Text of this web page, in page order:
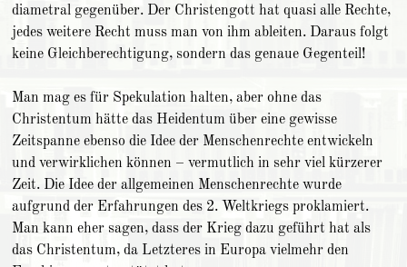
diametral gegenüber. Der Christengott hat quasi alle Rechte,
jedes weitere Recht muss man von ihm ableiten. Daraus folgt
keine Gleichberechtigung, sondern das genaue Gegenteil!
Man mag es für Spekulation halten, aber ohne das
Christentum hätte das Heidentum über eine gewisse
Zeitspanne ebenso die Idee der Menschenrechte entwickeln
und verwirklichen können – vermutlich in sehr viel kürzerer
Zeit. Die Idee der allgemeinen Menschenrechte wurde
aufgrund der Erfahrungen des 2. Weltkriegs proklamiert.
Man kann eher sagen, dass der Krieg dazu geführt hat als
das Christentum, da Letzteres in Europa vielmehr den